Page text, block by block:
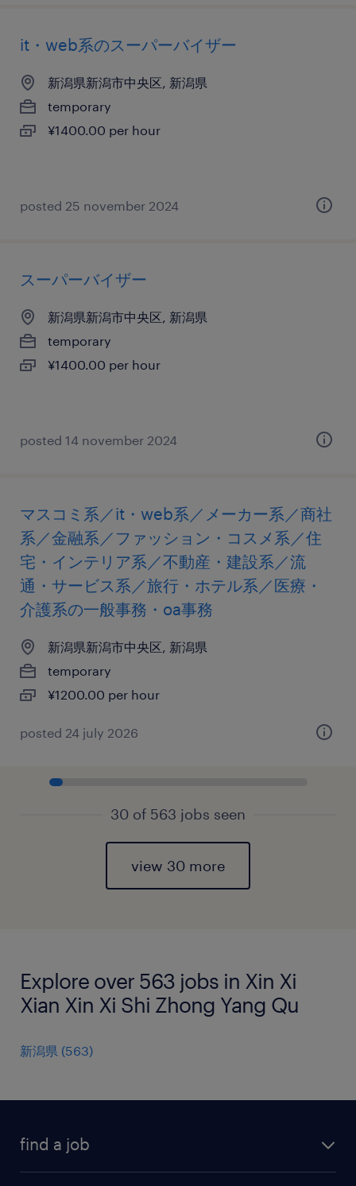
it・web系のスーパーバイザー
新潟県新潟市中央区, 新潟県
temporary
¥1400.00 per hour
posted 25 november 2024
スーパーバイザー
新潟県新潟市中央区, 新潟県
temporary
¥1400.00 per hour
posted 14 november 2024
マスコミ系／it・web系／メーカー系／商社
系／金融系／ファッション・コスメ系／住
宅・インテリア系／不動産・建設系／流
通・サービス系／旅行・ホテル系／医療・
介護系の一般事務・oa事務
新潟県新潟市中央区, 新潟県
temporary
¥1200.00 per hour
posted 24 july 2026
30 of 563 jobs seen
view 30 more
Explore over 563 jobs in Xin Xi
Xian Xin Xi Shi Zhong Yang Qu
新潟県 (563)
find a job